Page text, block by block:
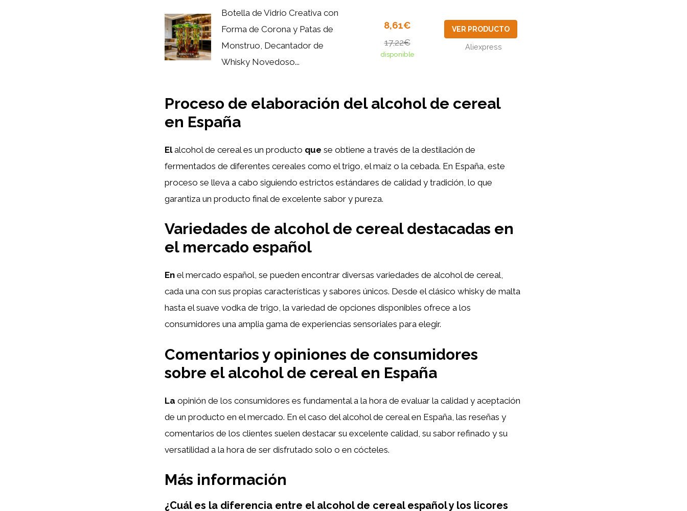
Botella de Vidrio Creativa con
Forma de Corona y Patas de
Monstruo, Decantador de
Whisky Novedoso...
8,61€
17,22€
disponible
VER PRODUCTO
Aliexpress
Proceso de elaboración del alcohol de cereal
en España
Elalcohol de cereal es un producto que se obtiene a través de la destilación de
fermentados de diferentes cereales como el trigo, el maíz o la cebada. En España, este
proceso se lleva a cabo siguiendo estrictos estándares de calidad y tradición, lo que
garantiza un producto final de excelente sabor y pureza.
Variedades de alcohol de cereal destacadas en
el mercado español
En el mercado español, se pueden encontrar diversas variedades de alcohol de cereal,
cada una con sus propias características y sabores únicos. Desde el clásico whisky de malta
hasta el suave vodka de trigo, la variedad de opciones disponibles ofrece a los
consumidores una amplia gama de experiencias sensoriales para elegir.
Comentarios y opiniones de consumidores
sobre el alcohol de cereal en España
La opinión de los consumidores es fundamental a la hora de evaluar la calidad y aceptación
de un producto en el mercado. En el caso del alcohol de cereal en España, las reseñas y
comentarios de los clientes suelen destacar su excelente calidad, su sabor refinado y su
versatilidad a la hora de ser disfrutado solo o en cócteles.
Más información
¿Cuál es la diferencia entre el alcohol de cereal español y los licores